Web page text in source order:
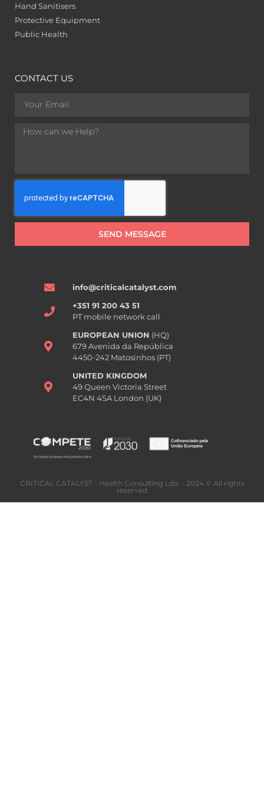
Hand Sanitisers
Protective Equipment
Public Health
CONTACT US
SEND MESSAGE
info@criticalcatalyst.com
+351 91 200 43 51
PT mobile network call
EUROPEAN UNION (HQ)
679 Avenida da República
4450-242 Matosinhos (PT)
UNITED KINGDOM
49 Queen Victoria Street
EC4N 4SA London (UK)
CRITICAL CATALYST - Health Consulting Lda. - 2024 © All rights
reserved